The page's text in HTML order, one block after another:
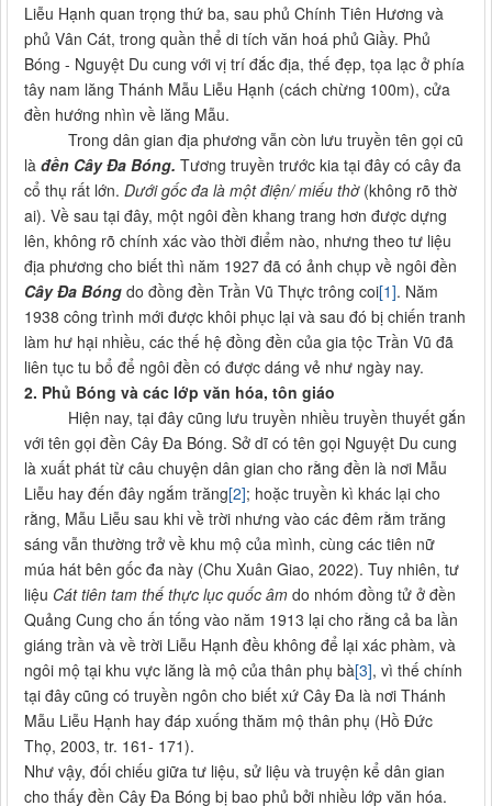
Liễu Hạnh quan trọng thứ ba, sau phủ Chính Tiên Hương và
phủ Vân Cát, trong quần thể di tích văn hoá phủ Giầy. Phủ
Bóng - Nguyệt Du cung với vị trí đắc địa, thế đẹp, tọa lạc ở phía
tây nam lăng Thánh Mẫu Liễu Hạnh (cách chừng 100m), cửa
đền hướng nhìn về lăng Mẫu.
Trong dân gian địa phương vẫn còn lưu truyền tên gọi cũ
là đền Cây Đa Bóng. Tương truyền trước kia tại đây có cây đa
cổ thụ rất lớn. Dưới gốc đa là một điện/ miếu thờ(không rõ thờ
ai). Về sau tại đây, một ngôi đền khang trang hơn được dựng
lên, không rõ chính xác vào thời điểm nào, nhưng theo tư liệu
địa phương cho biết thì năm 1927 đã có ảnh chụp về ngôi đền
Cây Đa Bóng do đồng đền Trần Vũ Thực trông coi[1]. Năm
1938 công trình mới được khôi phục lại và sau đó bị chiến tranh
làm hư hại nhiều, các thế hệ đồng đền của gia tộc Trần Vũ đã
liên tục tu bổ để ngôi đền có được dáng vẻ như ngày nay.
2. Phủ Bóng và các lớp văn hóa, tôn giáo
Hiện nay, tại đây cũng lưu truyền nhiều truyền thuyết gắn
với tên gọi đền Cây Đa Bóng. Sở dĩ có tên gọi Nguyệt Du cung
là xuất phát từ câu chuyện dân gian cho rằng đền là nơi Mẫu
Liễu hay đến đây ngắm trăng[2]; hoặc truyền kì khác lại cho
rằng, Mẫu Liễu sau khi về trời nhưng vào các đêm rằm trăng
sáng vẫn thường trở về khu mộ của mình, cùng các tiên nữ
múa hát bên gốc đa này (Chu Xuân Giao, 2022). Tuy nhiên, tư
liệu Cát tiên tam thế thực lục quốc âm do nhóm đồng tử ở đền
Quảng Cung cho ấn tống vào năm 1913 lại cho rằng cả ba lần
giáng trần và về trời Liễu Hạnh đều không để lại xác phàm, và
ngôi mộ tại khu vực lăng là mộ của thân phụ bà[3], vì thế chính
tại đây cũng có truyền ngôn cho biết xứ Cây Đa là nơi Thánh
Mẫu Liễu Hạnh hay đáp xuống thăm mộ thân phụ (Hồ Đức
Thọ, 2003, tr. 161- 171).
Như vậy, đối chiếu giữa tư liệu, sử liệu và truyện kể dân gian
cho thấy đền Cây Đa Bóng bị bao phủ bởi nhiều lớp văn hóa.